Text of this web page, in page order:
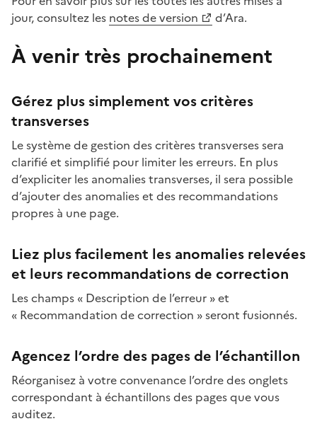
jour, consultez les notes de version d’Ara.
À venir très prochainement
Gérez plus simplement vos critères
transverses
Le système de gestion des critères transverses sera
clarifié et simplifié pour limiter les erreurs. En plus
d’expliciter les anomalies transverses, il sera possible
d’ajouter des anomalies et des recommandations
propres à une page.
Liez plus facilement les anomalies relevées
et leurs recommandations de correction
Les champs « Description de l’erreur » et
« Recommandation de correction » seront fusionnés.
Agencez l’ordre des pages de l’échantillon
Réorganisez à votre convenance l’ordre des onglets
correspondant à échantillons des pages que vous
auditez.